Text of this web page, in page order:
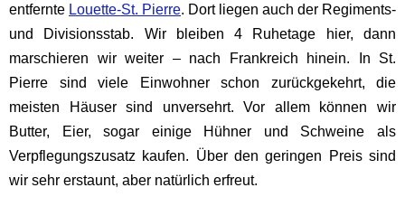
entfernte Louette-St. Pierre. Dort liegen auch der Regiments-
und Divisionsstab. Wir bleiben 4 Ruhetage hier, dann
marschieren wir weiter – nach Frankreich hinein. In St.
Pierre sind viele Einwohner schon zurückgekehrt, die
meisten Häuser sind unversehrt. Vor allem können wir
Butter, Eier, sogar einige Hühner und Schweine als
Verpflegungszusatz kaufen. Über den geringen Preis sind
wir sehr erstaunt, aber natürlich erfreut.